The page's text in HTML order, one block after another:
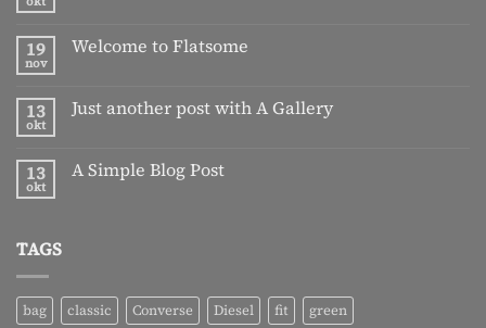
Hello
19
nov
Welcome to Flatsome
Welcome
13
okt
Just another post with A Gallery
Just
13
okt
A Simple Blog Post
TAGS
bag classic Converse Diesel fit
green